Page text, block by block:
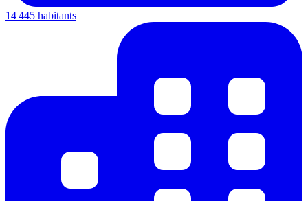
14 445 habitants